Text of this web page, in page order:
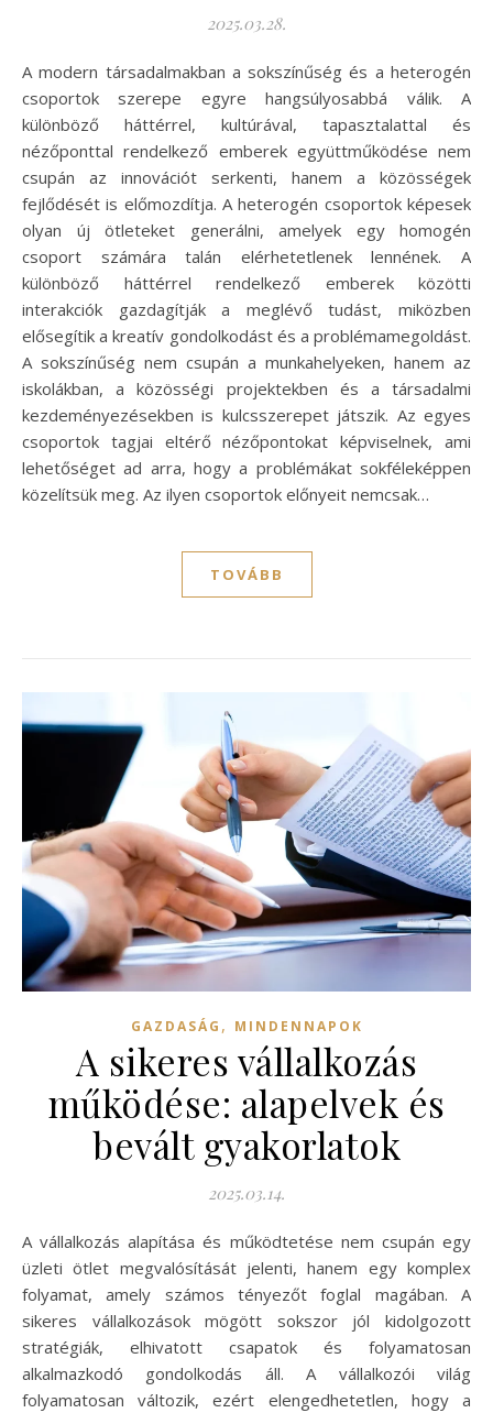
2025.03.28.
A modern társadalmakban a sokszínűség és a heterogén
csoportok szerepe egyre hangsúlyosabbá válik. A
különböző háttérrel, kultúrával, tapasztalattal és
nézőponttal rendelkező emberek együttműködése nem
csupán az innovációt serkenti, hanem a közösségek
fejlődését is előmozdítja. A heterogén csoportok képesek
olyan új ötleteket generálni, amelyek egy homogén
csoport számára talán elérhetetlenek lennének. A
különböző háttérrel rendelkező emberek közötti
interakciók gazdagítják a meglévő tudást, miközben
elősegítik a kreatív gondolkodást és a problémamegoldást.
A sokszínűség nem csupán a munkahelyeken, hanem az
iskolákban, a közösségi projektekben és a társadalmi
kezdeményezésekben is kulcsszerepet játszik. Az egyes
csoportok tagjai eltérő nézőpontokat képviselnek, ami
lehetőséget ad arra, hogy a problémákat sokféleképpen
közelítsük meg. Az ilyen csoportok előnyeit nemcsak…
TOVÁBB
GAZDASÁG , MINDENNAPOK
A sikeres vállalkozás
működése: alapelvek és
bevált gyakorlatok
2025.03.14.
A vállalkozás alapítása és működtetése nem csupán egy
üzleti ötlet megvalósítását jelenti, hanem egy komplex
folyamat, amely számos tényezőt foglal magában. A
sikeres vállalkozások mögött sokszor jól kidolgozott
stratégiák, elhivatott csapatok és folyamatosan
alkalmazkodó gondolkodás áll. A vállalkozói világ
folyamatosan változik, ezért elengedhetetlen, hogy a